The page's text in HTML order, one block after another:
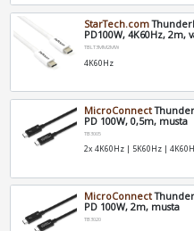
StarTech.com
PD100W, 4K60Hz, 2m,
TBLT3MM2MW
4K60Hz
MicroConnect
PD 100W, 0,5m, musta
TB3005
2x 4K60Hz | 5K60Hz |
MicroConnect
PD 100W, 2m, musta
TB3020